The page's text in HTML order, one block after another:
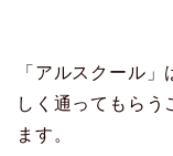
「アルスクール
しく通ってもらう
ます。